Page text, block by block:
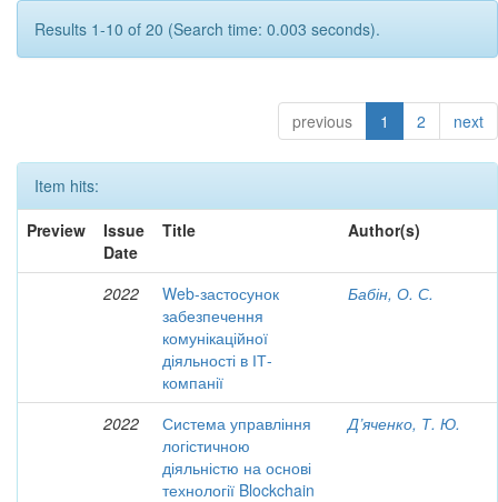
Results 1-10 of 20 (Search time: 0.003 seconds).
previous 1 2 next
Item hits:
Preview
Issue
Date
Title Author(s)
2022
Web-застосунок
забезпечення
комунікаційної
діяльності в ІТ-
компанії
Бабін, О. С.
2022
Система управління
логістичною
діяльністю на основі
технології Blockchain
Д’яченко, Т. Ю.